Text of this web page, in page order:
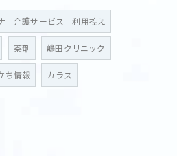
介護サービス 利用控え
薬剤 嶋田クリニック
ち情報 カラス